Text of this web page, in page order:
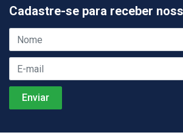
Cadastre-se para receber